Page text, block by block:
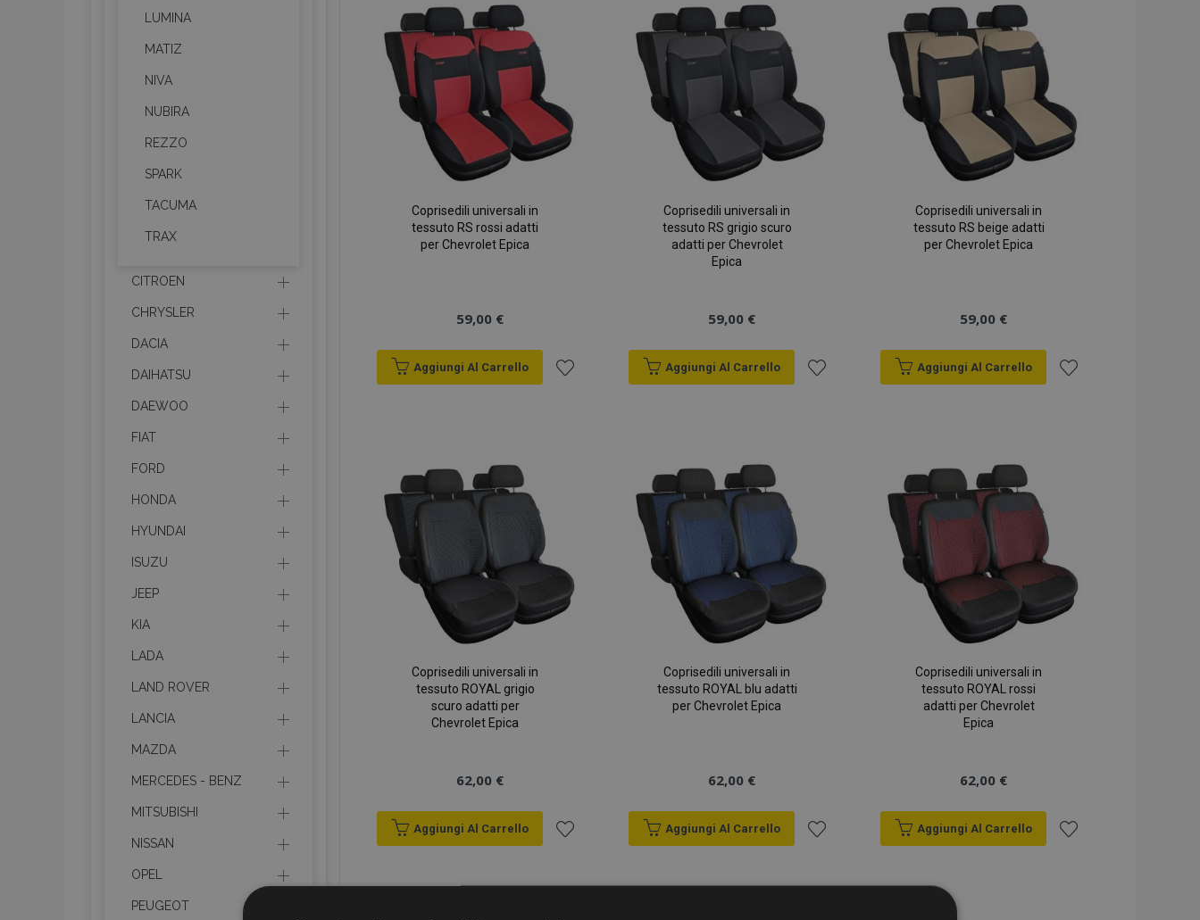
Coprisedili universali in
tessuto RS rossi adatti
per Chevrolet Epica
59,00 €
Aggiungi Al Carrello
Coprisedili universali in
tessuto RS grigio scuro
adatti per Chevrolet
Epica
59,00 €
Aggiungi Al Carrello
Coprisedili universali in
tessuto RS beige adatti
per Chevrolet Epica
59,00 €
Aggiungi Al Carrello
Coprisedili universali in
tessuto ROYAL grigio
scuro adatti per
Chevrolet Epica
62,00 €
Aggiungi Al Carrello
Coprisedili universali in
tessuto ROYAL blu adatti
per Chevrolet Epica
62,00 €
Aggiungi Al Carrello
Coprisedili universali in
tessuto ROYAL rossi
adatti per Chevrolet
Epica
62,00 €
Aggiungi Al Carrello
LUMINA
MATIZ
NIVA
NUBIRA
REZZO
SPARK
TACUMA
TRAX
CITROEN
CHRYSLER
DACIA
DAIHATSU
DAEWOO
FIAT
FORD
HONDA
HYUNDAI
ISUZU
JEEP
KIA
LADA
LAND ROVER
LANCIA
MAZDA
MERCEDES - BENZ
MITSUBISHI
NISSAN
OPEL
PEUGEOT